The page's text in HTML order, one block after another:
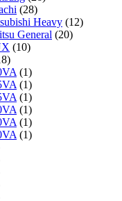
(28)
Heavy (12)
General (20)
(10)
(1)
(1)
(1)
(1)
(1)
(1)